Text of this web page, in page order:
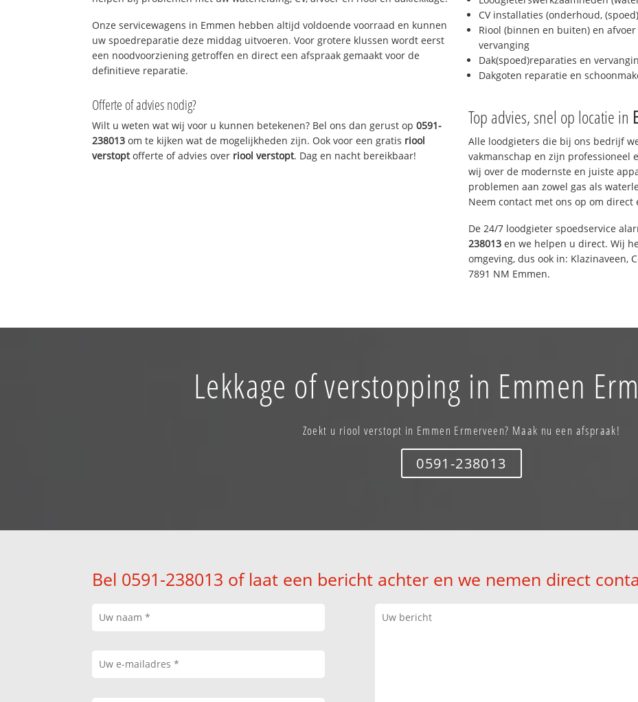
Onze servicewagens in Emmen hebben altijd voldoende voorraad en kunnen
uw spoedreparatie deze middag uitvoeren. Voor grotere klussen wordt eerst
een noodvoorziening getroffen en direct een afspraak gemaakt voor de
definitieve reparatie.
Offerte of advies nodig?
Wilt u weten wat wij voor u kunnen betekenen? Bel ons dan gerust op0591-
238013 om te kijken wat de mogelijkheden zijn. Ook voor een gratis riool
verstoptofferte of advies over riool verstopt. Dag en nacht bereikbaar!
CV installaties (onderhoud,
Riool (binnen en buiten) en
vervanging
Dak(spoed)reparaties en
Dakgoten reparatie en
Top advies, snel op locatie in
Alle loodgieters die bij ons bedrijf
vakmanschap en zijn professioneel
wij over de modernste en juiste
problemen aan zowel gas als
Neem contact met ons op om direct
De 24/7 loodgieter spoedservice
238013 en we helpen u direct. Wij
omgeving, dus ook in: Klazinaveen,
7891 NM Emmen.
Lekkage of verstopping in Emmen
Zoekt u riool verstopt in Emmen Ermerveen? Maak nu een afspraak!
0591-238013
Bel 0591-238013 of laat een bericht achter en we nemen direct